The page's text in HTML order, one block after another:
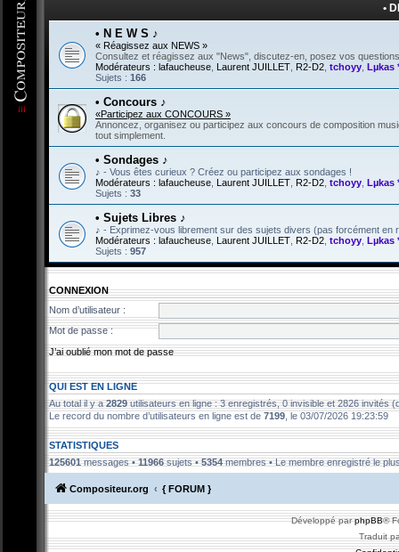
•
• N E W S ♪
« Réagissez aux NEWS »
Consultez et réagissez aux "News", discutez-en, posez vos
Modérateurs : lafaucheuse Laurent JUILLET R2-D2 tchoyy Lµkas
Sujets : 166
• Concours ♪
«Participez aux CONCOURS »
Annoncez, organisez ou participez aux concours de composition
tout simplement.
• Sondages ♪
♪ - Vous êtes curieux ? Créez ou participez aux sondages !
Modérateurs : lafaucheuse Laurent JUILLET R2-D2 tchoyy Lµkas
Sujets : 33
• Sujets Libres ♪
♪ - Exprimez-vous librement sur des sujets divers (pas forcément en
Modérateurs : lafaucheuse Laurent JUILLET R2-D2 tchoyy Lµkas
Sujets : 957
CONNEXION
Nom d’utilisateur :
Mot de passe :
J’ai oublié mon mot de passe
QUI EST EN LIGNE
Au total il y a2829utilisateurs en ligne : 3 enregistrés, 0 invisible et 2826 invités
Le record du nombre d’utilisateurs en ligne est de 7199 , le 03/07/2026 19:23:59
STATISTIQUES
125601messages •11966sujets •5354membres • Le membre enregistré le
Compositeur.org { FORUM }
Développé parphpBB®
Traduit